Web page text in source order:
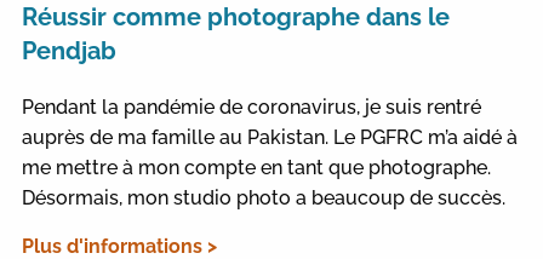
Réussir comme photographe dans le
Pendjab
Pendant la pandémie de coronavirus, je suis rentré
auprès de ma famille au Pakistan. Le PGFRC m’a aidé à
me mettre à mon compte en tant que photographe.
Désormais, mon studio photo a beaucoup de succès.
Plus d'informations >